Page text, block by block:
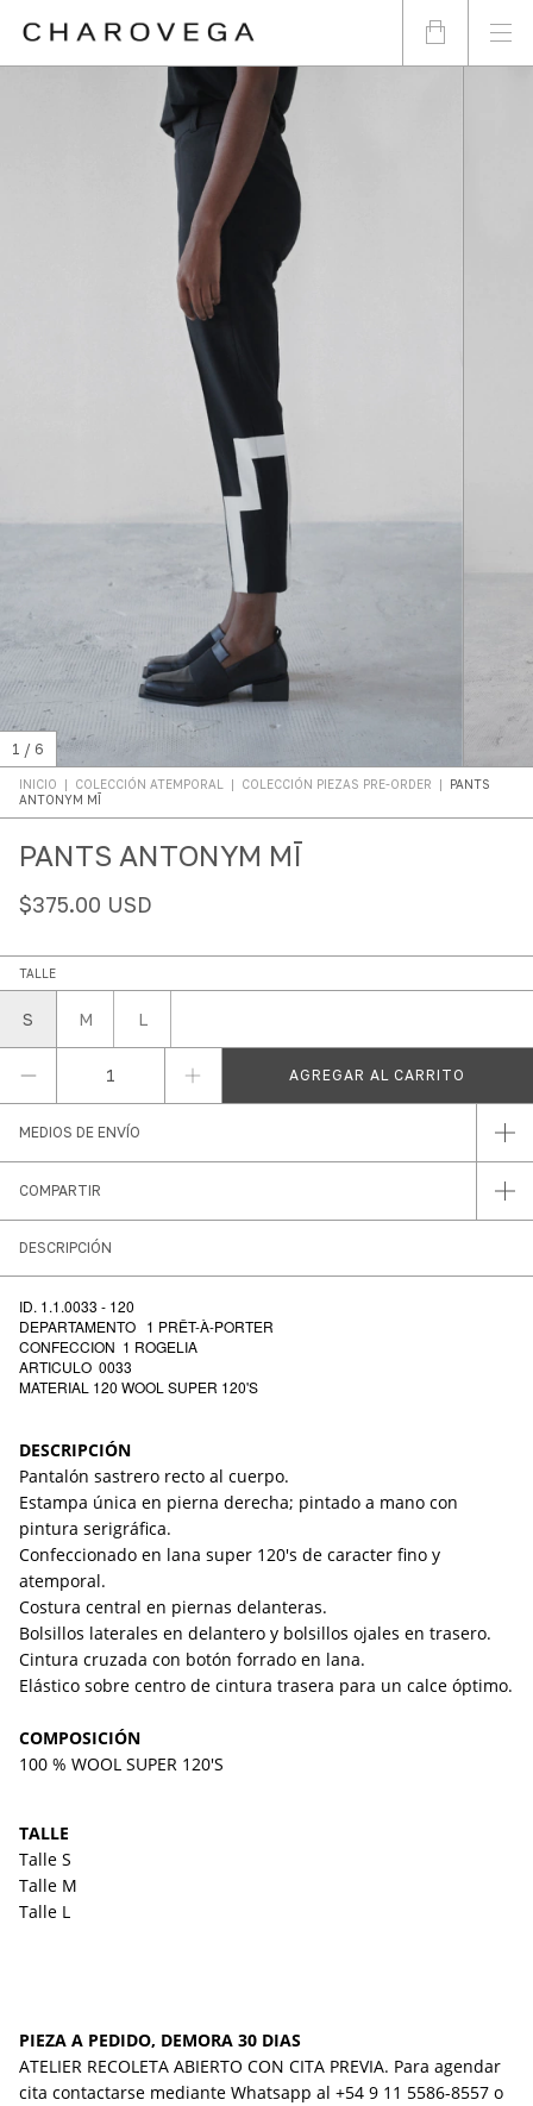
1 / 6
INICIO COLECCIÓN ATEMPORAL COLECCIÓN PIEZAS PRE-ORDER
PANTS
ANTONYM MĪ
PANTS ANTONYM MĪ
$375.00 USD
TALLE
S M L
MEDIOS DE ENVÍO
COMPARTIR
DESCRIPCIÓN
ID. 1.1.0033 - 120
DEPARTAMENTO 1 PRÊT-À-PORTER
CONFECCION 1 ROGELIA
ARTICULO 0033
MATERIAL 120 WOOL SUPER 120'S
DESCRIPCIÓN
Pantalón sastrero recto al cuerpo.
Estampa única en pierna derecha; pintado a mano con
pintura serigráfica.
Confeccionado en lana super 120's de caracter fino y
atemporal.
Costura central en piernas delanteras.
Bolsillos laterales en delantero y bolsillos ojales en trasero.
Cintura cruzada con botón forrado en lana.
Elástico sobre centro de cintura trasera para un calce óptimo.
COMPOSICIÓN
100 % WOOL SUPER 120'S
TALLE
Talle S
Talle M
Talle L
PIEZA A PEDIDO, DEMORA 30 DIAS
ATELIER RECOLETA ABIERTO CON CITA PREVIA. Para agendar
cita contactarse mediante Whatsapp al +54 9 11 5586-8557 o